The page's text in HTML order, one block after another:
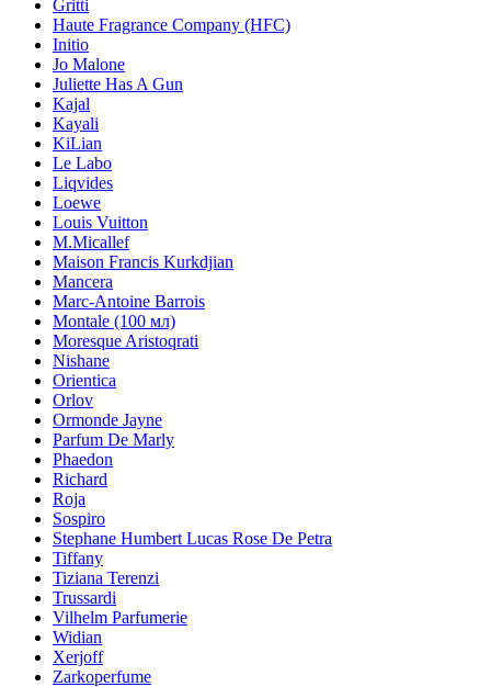
Gritti
Haute Fragrance Company (HFC)
Initio
Jo Malone
Juliette Has A Gun
Kajal
Kayali
KiLian
Le Labo
Liqvides
Loewe
Louis Vuitton
M.Micallef
Maison Francis Kurkdjian
Mancera
Marc-Antoine Barrois
Montale (100 мл)
Moresque Aristoqrati
Nishane
Orientica
Orlov
Ormonde Jayne
Parfum De Marly
Phaedon
Richard
Roja
Sospiro
Stephane Humbert Lucas Rose De Petra
Tiffany
Tiziana Terenzi
Trussardi
Vilhelm Parfumerie
Widian
Xerjoff
Zarkoperfume